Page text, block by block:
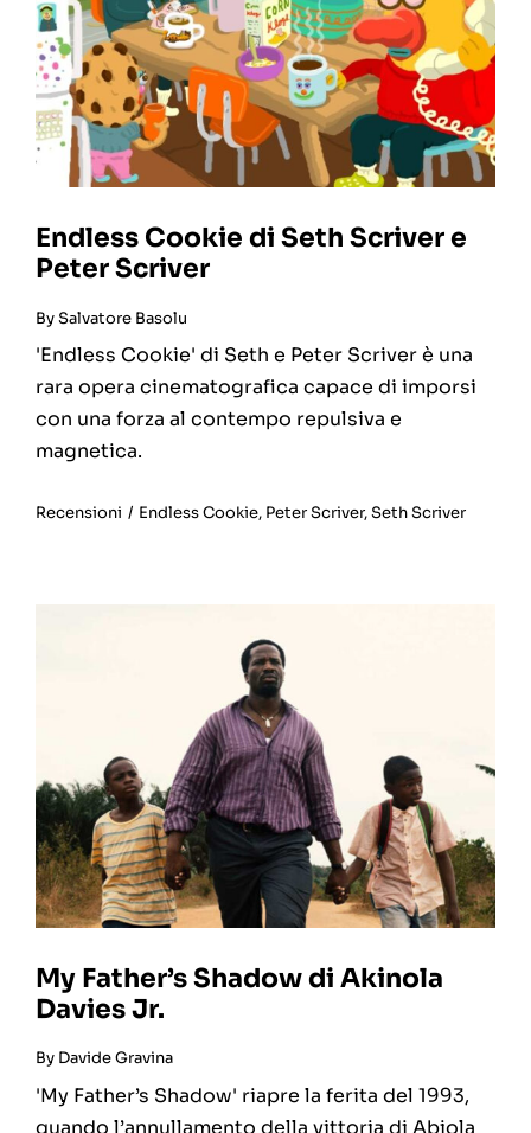
Endless Cookie di Seth Scriver e
Peter Scriver
BySalvatore Basolu
'Endless Cookie' di Seth e Peter Scriver è una
rara opera cinematografica capace di imporsi
con una forza al contempo repulsiva e
magnetica.
Recensioni / Endless Cookie, Peter Scriver,Seth Scriver
My Father’s Shadow di Akinola
Davies Jr.
By Davide Gravina
'My Father’s Shadow' riapre la ferita del 1993,
quando l’annullamento della vittoria di Abiola